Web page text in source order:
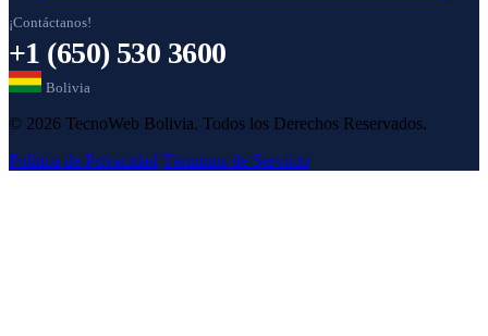
¡Contáctanos!
+1 (650) 530 3600
Bolivia
© 2026 TecnoWeb Bolivia. Todos los Derechos Reservados.
Política de Privacidad Términos de Servicio